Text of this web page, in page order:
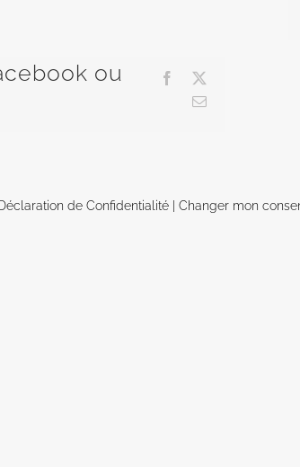
ou
Facebook
Email
Déclaration de Confidentialité |Changer mon